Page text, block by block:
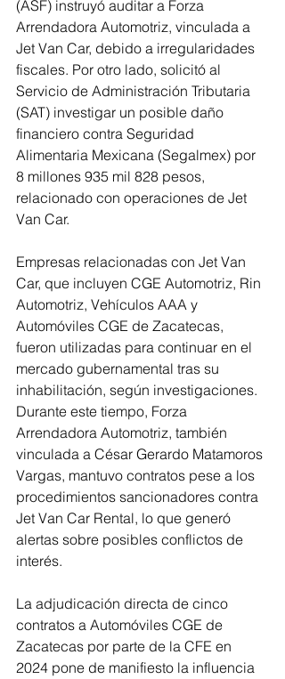
(ASF) instruyó auditar a Forza
Arrendadora Automotriz, vinculada a
Jet Van Car, debido a irregularidades
fiscales. Por otro lado, solicitó al
Servicio de Administración Tributaria
(SAT) investigar un posible daño
financiero contra Seguridad
Alimentaria Mexicana (Segalmex) por
8 millones 935 mil 828 pesos,
relacionado con operaciones de Jet
Van Car.
Empresas relacionadas con Jet Van
Car, que incluyen CGE Automotriz, Rin
Automotriz, Vehículos AAA y
Automóviles CGE de Zacatecas,
fueron utilizadas para continuar en el
mercado gubernamental tras su
inhabilitación, según investigaciones.
Durante este tiempo, Forza
Arrendadora Automotriz, también
vinculada a César Gerardo Matamoros
Vargas, mantuvo contratos pese a los
procedimientos sancionadores contra
Jet Van Car Rental, lo que generó
alertas sobre posibles conflictos de
interés.
La adjudicación directa de cinco
contratos a Automóviles CGE de
Zacatecas por parte de la CFE en
2024 pone de manifiesto la influencia